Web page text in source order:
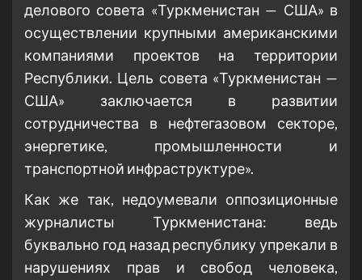
делового совета «Туркменистан — США» в
осуществлении крупными американскими
компаниями проектов на территории
Республики. Цель совета «Туркменистан —
США» заключается в развитии
сотрудничества в нефтегазовом секторе,
энергетике, промышленности и
транспортной инфраструктуре».
Как же так, недоумевали оппозиционные
журналисты Туркменистана: ведь
буквально год назад республику упрекали в
нарушениях прав и свобод человека,